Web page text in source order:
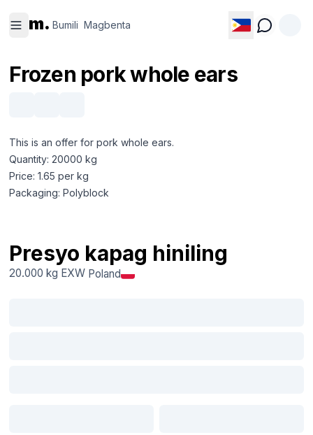
m. Bumili Magbenta
Frozen pork whole ears
This is an offer for pork whole ears.
Quantity: 20000 kg
Price: 1.65 per kg
Packaging: Polyblock
Presyo kapag hiniling
20.000 kg EXW Poland